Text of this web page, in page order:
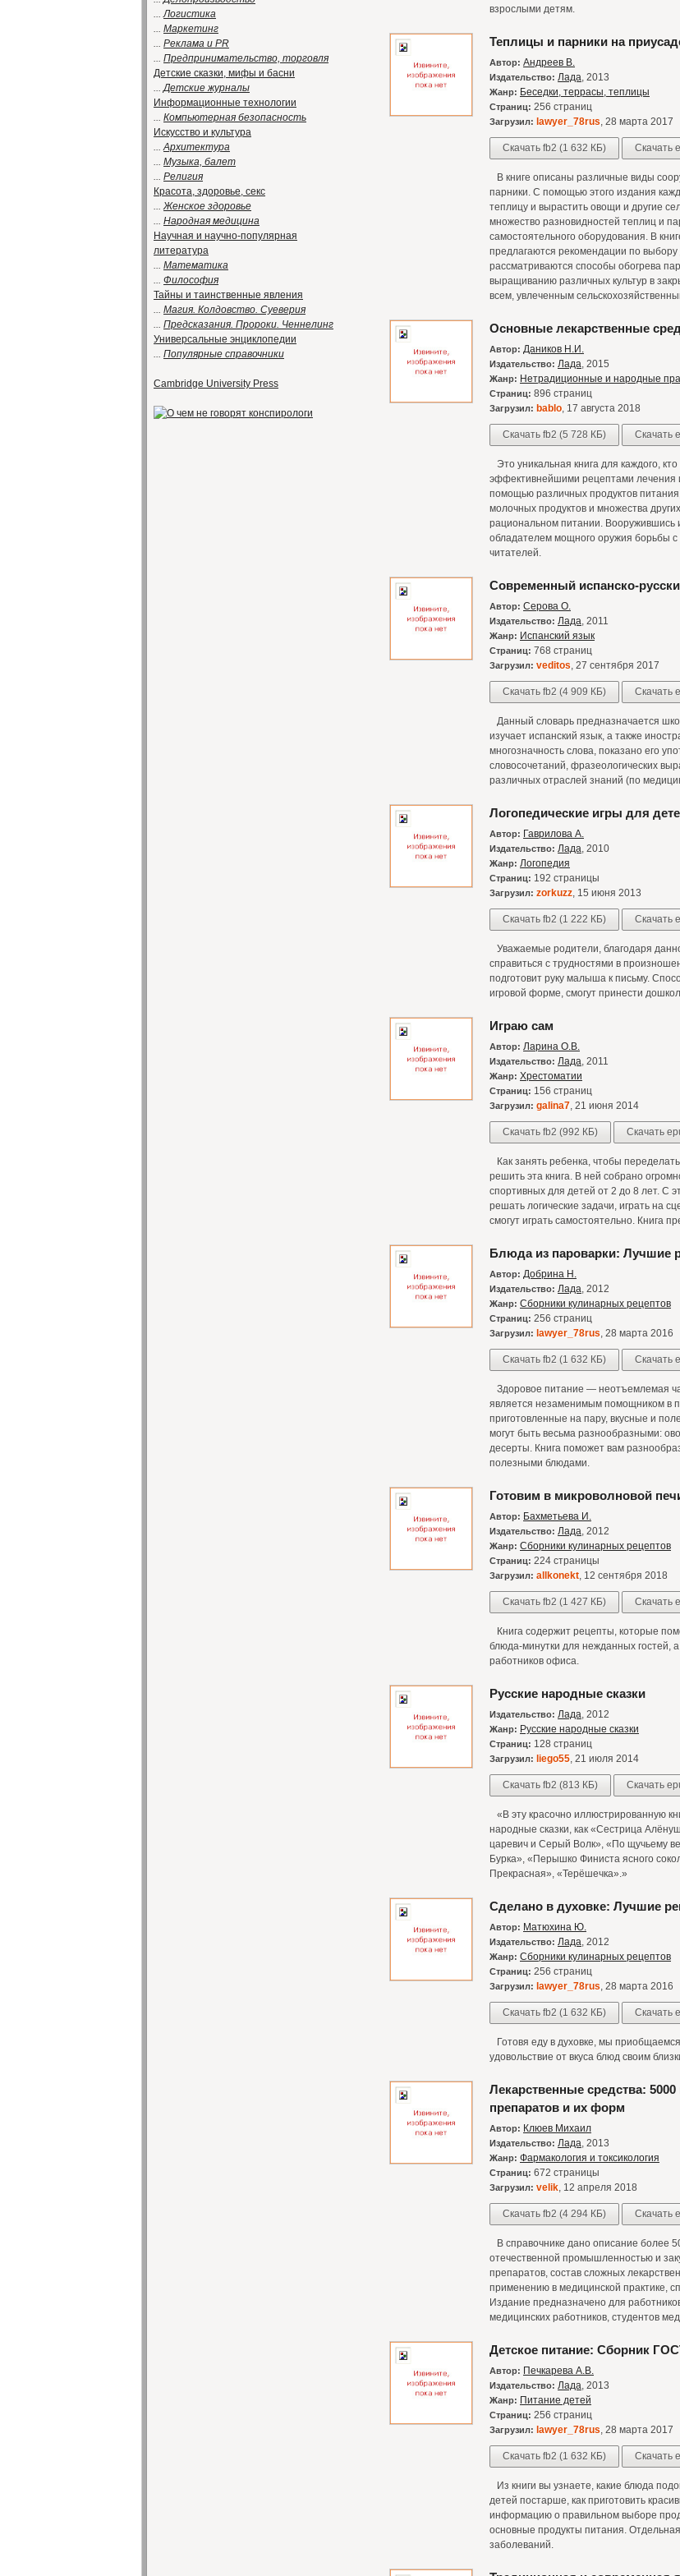
...Логистика
... Маркетинг
... Реклама и PR
... Предпринимательство, торговля
Детские сказки, мифы и басни
...Детские журналы
Информационные технологии
... Компьютерная безопасность
Искусство и культура
...Архитектура
... Музыка, балет
... Религия
Красота, здоровье, секс
...Женское здоровье
... Народная медицина
Научная и научно-популярная
литература
... Математика
... Философия
Тайны и таинственные явления
... Магия. Колдовство. Суеверия
... Предсказания. Пророки. Ченнелинг
Универсальные энциклопедии
... Популярные справочники
Cambridge University Press
взрослыми детям.
Теплицы и парники на
Автор: Андреев В.
Издательство: Лада, 2013
Жанр: Беседки, террасы, теплицы
Страниц: 256 страниц
Загрузил: lawyer_78rus, 28 марта 2017
Скачать fb2 (1 632 КБ) Скачать
В книге описаны различные виды
парники. С помощью этого издания
теплицу и вырастить овощи и другие
множество разновидностей теплиц и
самостоятельного оборудования. В
предлагаются рекомендации по
рассматриваются способы обогрева
выращиванию различных культур в
всем, увлеченным
Основные лекарственные
Автор: Даников Н.И.
Издательство: Лада, 2015
Жанр: Нетрадиционные и народные
Страниц: 896 страниц
Загрузил: bablo, 17 августа 2018
Скачать fb2 (5 728 КБ) Скачать
Это уникальная книга для каждого,
эффективнейшими рецептами лечения
помощью различных продуктов
молочных продуктов и множества
рациональном питании. Вооружившись
обладателем мощного оружия борьбы с
читателей.
Современный испанско-
Автор: Серова О.
Издательство: Лада, 2011
Жанр: Испанский язык
Страниц: 768 страниц
Загрузил: veditos, 27 сентября 2017
Скачать fb2 (4 909 КБ) Скачать
Данный словарь предназначается
изучает испанский язык, а также
многозначность слова, показано его
словосочетаний, фразеологических
различных отраслей знаний (по
Логопедические игры для
Автор: Гаврилова А.
Издательство: Лада, 2010
Жанр: Логопедия
Страниц: 192 страницы
Загрузил: zorkuzz, 15 июня 2013
Скачать fb2 (1 222 КБ) Скачать
Уважаемые родители, благодаря
справиться с трудностями в
подготовит руку малыша к письму.
игровой форме, смогут принести
Играю сам
Автор: Ларина О.В.
Издательство: Лада, 2011
Жанр: Хрестоматии
Страниц: 156 страниц
Загрузил: galina7, 21 июня 2014
Скачать fb2 (992 КБ) Скачать
Как занять ребенка, чтобы
решить эта книга. В ней собрано
спортивных для детей от 2 до 8 лет. С
решать логические задачи, играть на
смогут играть самостоятельно. Книга
Блюда из пароварки: Лучшие
Автор: Добрина Н.
Издательство: Лада, 2012
Жанр: Сборники кулинарных рецептов
Страниц: 256 страниц
Загрузил: lawyer_78rus, 28 марта 2016
Скачать fb2 (1 632 КБ) Скачать
Здоровое питание — неотъемлемая
является незаменимым помощником в
приготовленные на пару, вкусные и
могут быть весьма разнообразными:
десерты. Книга поможет вам
полезными блюдами.
Готовим в микроволновой
Автор: Бахметьева И.
Издательство: Лада, 2012
Жанр: Сборники кулинарных рецептов
Страниц: 224 страницы
Загрузил: allkonekt, 12 сентября 2018
Скачать fb2 (1 427 КБ) Скачать
Книга содержит рецепты, которые
блюда-минутки для нежданных гостей,
работников офиса.
Русские народные сказки
Издательство: Лада, 2012
Жанр: Русские народные сказки
Страниц: 128 страниц
Загрузил: liego55, 21 июля 2014
Скачать fb2 (813 КБ) Скачать
«В эту красочно иллюстрированную
народные сказки, как «Сестрица
царевич и Серый Волк», «По щучьему
Бурка», «Перышко Финиста ясного
Прекрасная», «Терёшечка».»
Сделано в духовке: Лучшие
Автор: Матюхина Ю.
Издательство: Лада, 2012
Жанр: Сборники кулинарных рецептов
Страниц: 256 страниц
Загрузил: lawyer_78rus, 28 марта 2016
Скачать fb2 (1 632 КБ) Скачать
Готовя еду в духовке, мы
удовольствие от вкуса блюд своим
Лекарственные средства:
препаратов и их форм
Автор: Клюев Михаил
Издательство: Лада, 2013
Жанр: Фармакология и токсикология
Страниц: 672 страницы
Загрузил: velik, 12 апреля 2018
Скачать fb2 (4 294 КБ) Скачать
В справочнике дано описание более
отечественной промышленностью и
препаратов, состав сложных
применению в медицинской практике,
Издание предназначено для
медицинских работников, студентов
Детское питание: Сборник
Автор: Печкарева А.В.
Издательство: Лада, 2013
Жанр: Питание детей
Страниц: 256 страниц
Загрузил: lawyer_78rus, 28 марта 2017
Скачать fb2 (1 632 КБ) Скачать
Из книги вы узнаете, какие блюда
детей постарше, как приготовить
информацию о правильном выборе
основные продукты питания.
заболеваний.